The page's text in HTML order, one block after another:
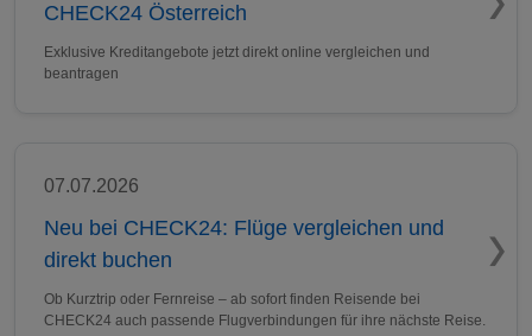
CHECK24 Österreich
Exklusive Kreditangebote jetzt direkt online vergleichen und
beantragen
07.07.2026
Neu bei CHECK24: Flüge vergleichen und
direkt buchen
Ob Kurztrip oder Fernreise – ab sofort finden Reisende bei
CHECK24 auch passende Flugverbindungen für ihre nächste Reise.